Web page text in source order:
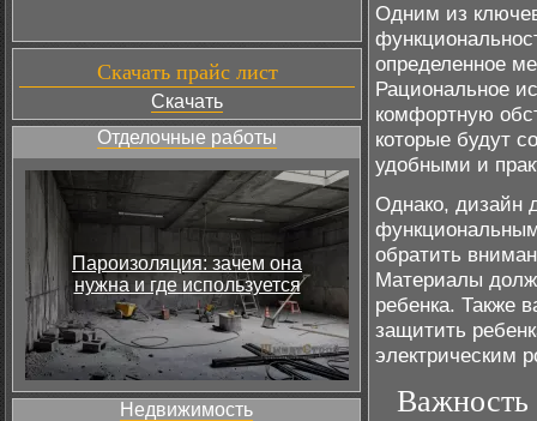
Скачать прайс лист
Скачать
Отделочные работы
Пароизоляция: зачем она
нужна и где используется
Недвижимость
Одним из
определенное
Рациональное
комфортную
которые будут
удобными и
Однако, дизайн
обратить
Материалы
ребенка. Также
защитить
электрическим
Важность